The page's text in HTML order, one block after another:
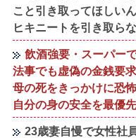
こと引き取ってほしい
ヒキニートを引き取ら
飲酒強要・スーパー
法事でも虚偽の金銭要
母の死をきっかけに恐
自分の身の安全を最優
23歳妻自慢で女性社